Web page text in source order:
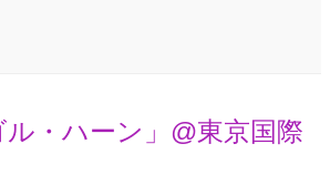
・ハーン」@東京国際